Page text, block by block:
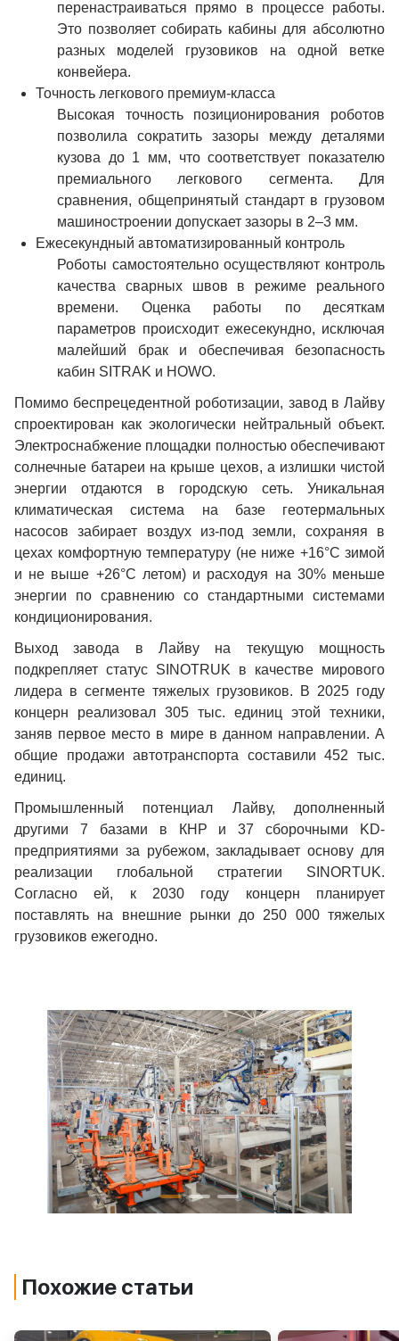
перенастраиваться прямо в процессе работы.
Это позволяет собирать кабины для абсолютно
разных моделей грузовиков на одной ветке
конвейера.
Точность легкового премиум-класса
Высокая точность позиционирования роботов
позволила сократить зазоры между деталями
кузова до 1 мм, что соответствует показателю
премиального легкового сегмента. Для
сравнения, общепринятый стандарт в грузовом
машиностроении допускает зазоры в 2–3 мм.
Ежесекундный автоматизированный контроль
Роботы самостоятельно осуществляют контроль
качества сварных швов в режиме реального
времени. Оценка работы по десяткам
параметров происходит ежесекундно, исключая
малейший брак и обеспечивая безопасность
кабин SITRAK и HOWO.
Помимо беспрецедентной роботизации, завод в Лайву
спроектирован как экологически нейтральный объект.
Электроснабжение площадки полностью обеспечивают
солнечные батареи на крыше цехов, а излишки чистой
энергии отдаются в городскую сеть. Уникальная
климатическая система на базе геотермальных
насосов забирает воздух из-под земли, сохраняя в
цехах комфортную температуру (не ниже +16°C зимой
и не выше +26°C летом) и расходуя на 30% меньше
энергии по сравнению со стандартными системами
кондиционирования.
Выход завода в Лайву на текущую мощность
подкрепляет статус SINOTRUK в качестве мирового
лидера в сегменте тяжелых грузовиков. В 2025 году
концерн реализовал 305 тыс. единиц этой техники,
заняв первое место в мире в данном направлении. А
общие продажи автотранспорта составили 452 тыс.
единиц.
Промышленный потенциал Лайву, дополненный
другими 7 базами в КНР и 37 сборочными KD-
предприятиями за рубежом, закладывает основу для
реализации глобальной стратегии SINORTUK.
Согласно ей, к 2030 году концерн планирует
поставлять на внешние рынки до 250 000 тяжелых
грузовиков ежегодно.
Похожие статьи